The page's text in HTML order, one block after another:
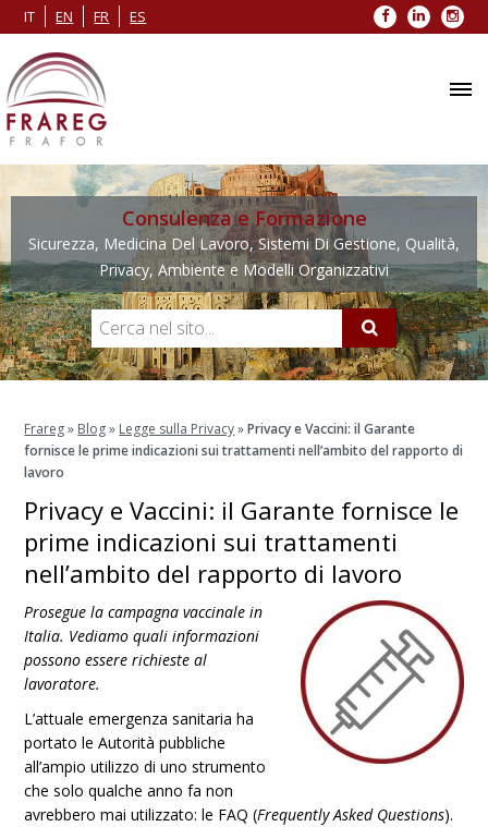
IT EN FR ES Facebook
LinkedIn
Consulenza e Formazione
Sicurezza, Medicina Del Lavoro, Sistemi Di Gestione, Qualità,
Privacy, Ambiente e Modelli Organizzativi
Frareg» Blog» Legge sulla Privacy»Privacy e Vaccini: il Garante
fornisce le prime indicazioni sui trattamenti nell’ambito del rapporto di
lavoro
Privacy e Vaccini: il Garante fornisce le
prime indicazioni sui trattamenti
nell’ambito del rapporto di lavoro
Prosegue la campagna vaccinale in
Italia. Vediamo quali informazioni
possono essere richieste al
lavoratore.
L’attuale emergenza sanitaria ha
portato le Autorità pubbliche
all’ampio utilizzo di uno strumento
che solo qualche anno fa non
avrebbero mai utilizzato: le FAQ (Frequently Asked Questions).